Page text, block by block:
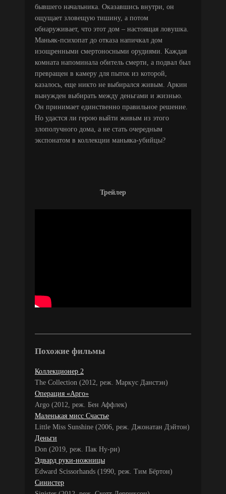
бывшего начальника. Оказавшись внутри, он
ощущает зловещую тишину, а потом
обнаруживает, что этот дом – настоящая ловушка.
Маньяк-психопат до отказа напичкал дом
изощренными смертоносными орудиями. Каждая
комната напоминала обитель смерти, а подвал был
превращен в камеру для пыток из которой,
казалось, еще никто не выбирался живым. Аркин
вынужден выбирать между деньгами и жизнью.
Он принимает единственно правильное решение.
Но удастся ли герою выйти живым из этого
злополучного дома, а не стать очередным
экспонатом в коллекции маньяка-убийцы?
Трейлер
Похожие фильмы
Коллекционер 2
The Collection (2012, реж. Маркус Данстэн)
Операция «Арго»
Argo (2012, реж. Бен Аффлек)
Маленькая мисс Счастье
Little Miss Sunshine (2006, реж. Джонатан Дэйтон)
Деньги
Don (2019, реж. Пак Ну-ри)
Эдвард руки-ножницы
Edward Scissorhands (1990, реж. Тим Бёртон)
Синистер